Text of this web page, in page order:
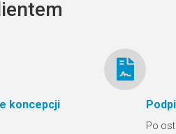
koncepcji
Po